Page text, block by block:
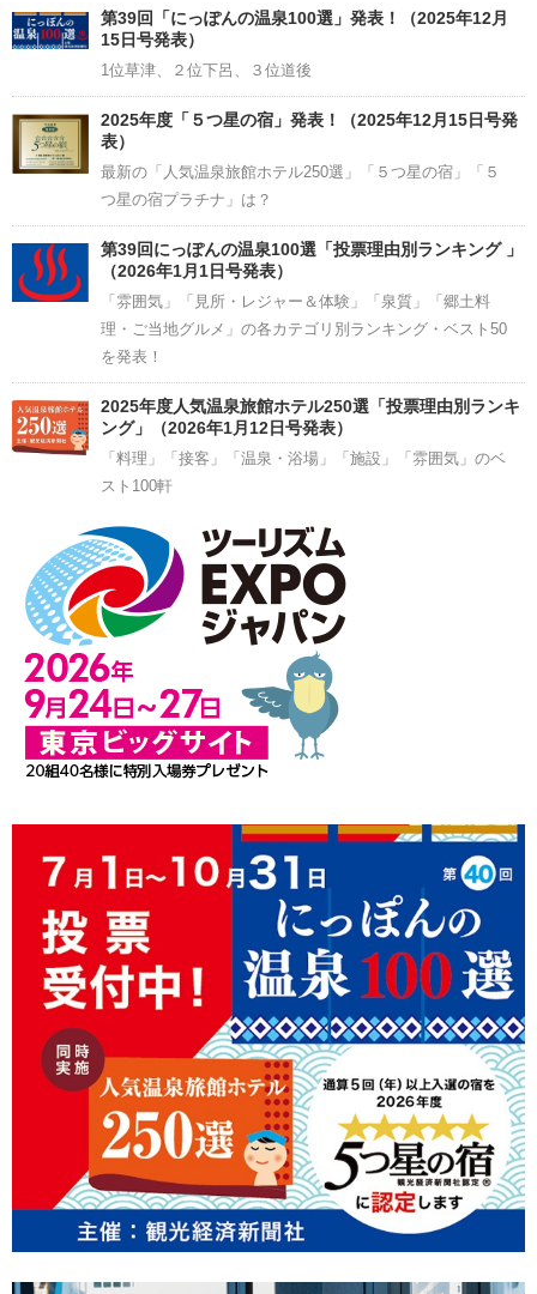
Channel
第39回「にっぽんの温泉100選」発表！（2025年12月
15日号発表）
1位草津、２位下呂、３位道後
2025年度「５つ星の宿」発表！（2025年12月15日号発
表）
最新の「人気温泉旅館ホテル250選」「５つ星の宿」「５
つ星の宿プラチナ」は？
第39回にっぽんの温泉100選「投票理由別ランキング 」
（2026年1月1日号発表）
「雰囲気」「見所・レジャー＆体験」「泉質」「郷土料
理・ご当地グルメ」の各カテゴリ別ランキング・ベスト50
を発表！
2025年度人気温泉旅館ホテル250選「投票理由別ランキ
ング」（2026年1月12日号発表）
「料理」「接客」「温泉・浴場」「施設」「雰囲気」のベ
スト100軒